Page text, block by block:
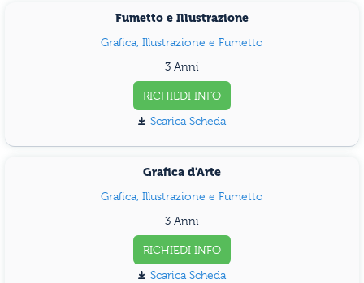
Fumetto e Illustrazione
Grafica, Illustrazione e Fumetto
3 Anni
RICHIEDI INFO
Scarica Scheda
Grafica d'Arte
Grafica, Illustrazione e Fumetto
3 Anni
RICHIEDI INFO
Scarica Scheda